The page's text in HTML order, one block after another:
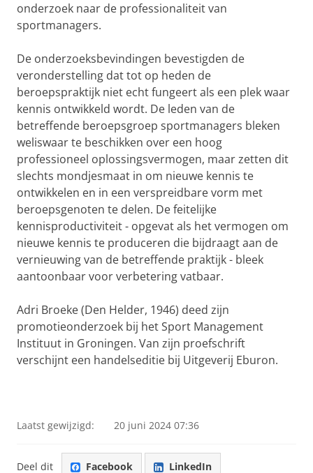
onderzoek naar de professionaliteit van
sportmanagers.
De onderzoeksbevindingen bevestigden de
veronderstelling dat tot op heden de
beroepspraktijk niet echt fungeert als een plek waar
kennis ontwikkeld wordt. De leden van de
betreffende beroepsgroep sportmanagers bleken
weliswaar te beschikken over een hoog
professioneel oplossingsvermogen, maar zetten dit
slechts mondjesmaat in om nieuwe kennis te
ontwikkelen en in een verspreidbare vorm met
beroepsgenoten te delen. De feitelijke
kennisproductiviteit - opgevat als het vermogen om
nieuwe kennis te produceren die bijdraagt aan de
vernieuwing van de betreffende praktijk - bleek
aantoonbaar voor verbetering vatbaar.
Adri Broeke (Den Helder, 1946) deed zijn
promotieonderzoek bij het Sport Management
Instituut in Groningen. Van zijn proefschrift
verschijnt een handelseditie bij Uitgeverij Eburon.
Laatst gewijzigd: 20 juni 2024 07:36
Deel dit Facebook LinkedIn